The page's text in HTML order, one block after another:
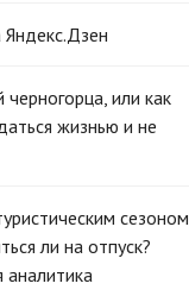
или как
жизнью и не
сезоном
ли на отпуск?
аналитика